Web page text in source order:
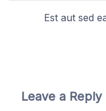
Est aut sed
Leave a Reply